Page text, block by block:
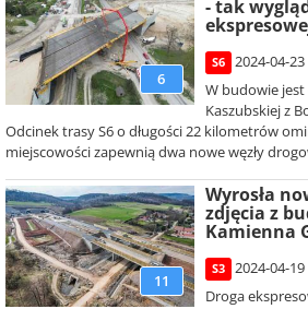
6
- tak
S6
2024-04-
W budowie jest
Kaszubskiej z
Odcinek trasy S6 o długości 22 kilometrów
miejscowości zapewnią dwa nowe węzły
11
Wyrosła
zdjęcia z
Kamienna
S3
2024-04-
Droga